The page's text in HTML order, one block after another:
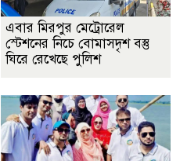
এবার মিরপুর মেট্রোরেল
স্টেশনের নিচে বোমাসদৃশ বস্তু
ঘিরে রেখেছে পুলিশ